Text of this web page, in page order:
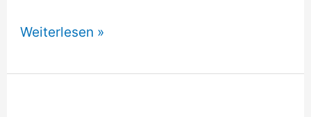
bester
Test
Weiterlesen »